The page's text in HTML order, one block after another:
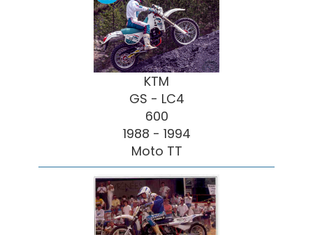
KTM
GS - LC4
600
1988 - 1994
Moto TT